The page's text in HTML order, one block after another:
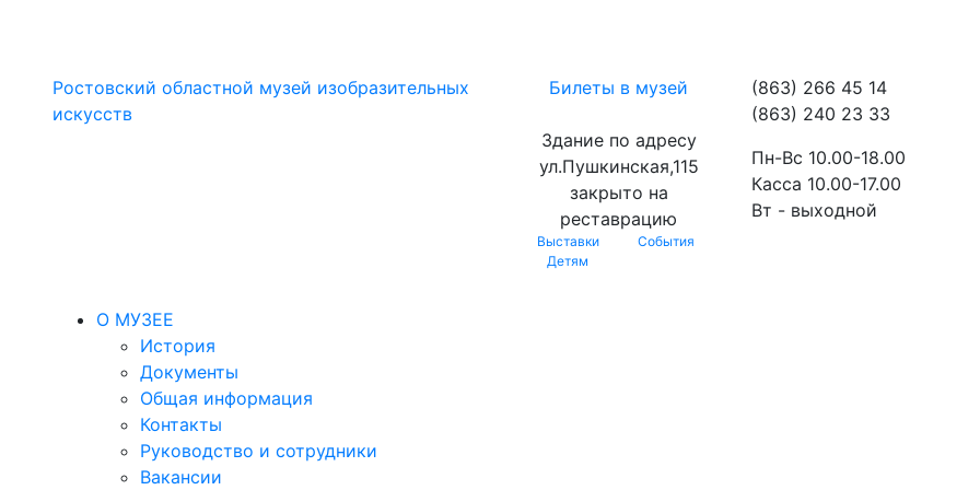
Ростовский областной музей изобразительных
искусств
Билеты в музей
Здание по адресу
ул.Пушкинская,115
закрыто на
реставрацию
Выставки
События
Детям
(863) 266 45 14
(863) 240 23 33
Пн-Вс 10.00-18.00
Касса 10.00-17.00
Вт - выходной
О МУЗЕЕ
История
Документы
Общая информация
Контакты
Руководство и сотрудники
Вакансии